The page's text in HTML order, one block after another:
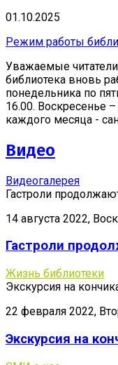
01.10.2025
Режим работы
Уважаемые
библиотека вновь
понедельника по
16.00. Воскресенье
каждого месяца -
Видео
Видеогалерея
Гастроли
14 августа 2022,
Гастроли
Жизнь библиотеки
Экскурсия на
22 февраля 2022,
Экскурсия на